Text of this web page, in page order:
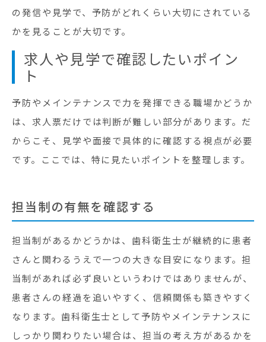
の発信や見学で、予防がどれくらい大切にされている
かを見ることが大切です。
求人や見学で確認したいポイン
ト
予防やメインテナンスで力を発揮できる職場かどうか
は、求人票だけでは判断が難しい部分があります。だ
からこそ、見学や面接で具体的に確認する視点が必要
です。ここでは、特に見たいポイントを整理します。
担当制の有無を確認する
担当制があるかどうかは、歯科衛生士が継続的に患者
さんと関わるうえで一つの大きな目安になります。担
当制があれば必ず良いというわけではありませんが、
患者さんの経過を追いやすく、信頼関係も築きやすく
なります。歯科衛生士として予防やメインテナンスに
しっかり関わりたい場合は、担当の考え方があるかを